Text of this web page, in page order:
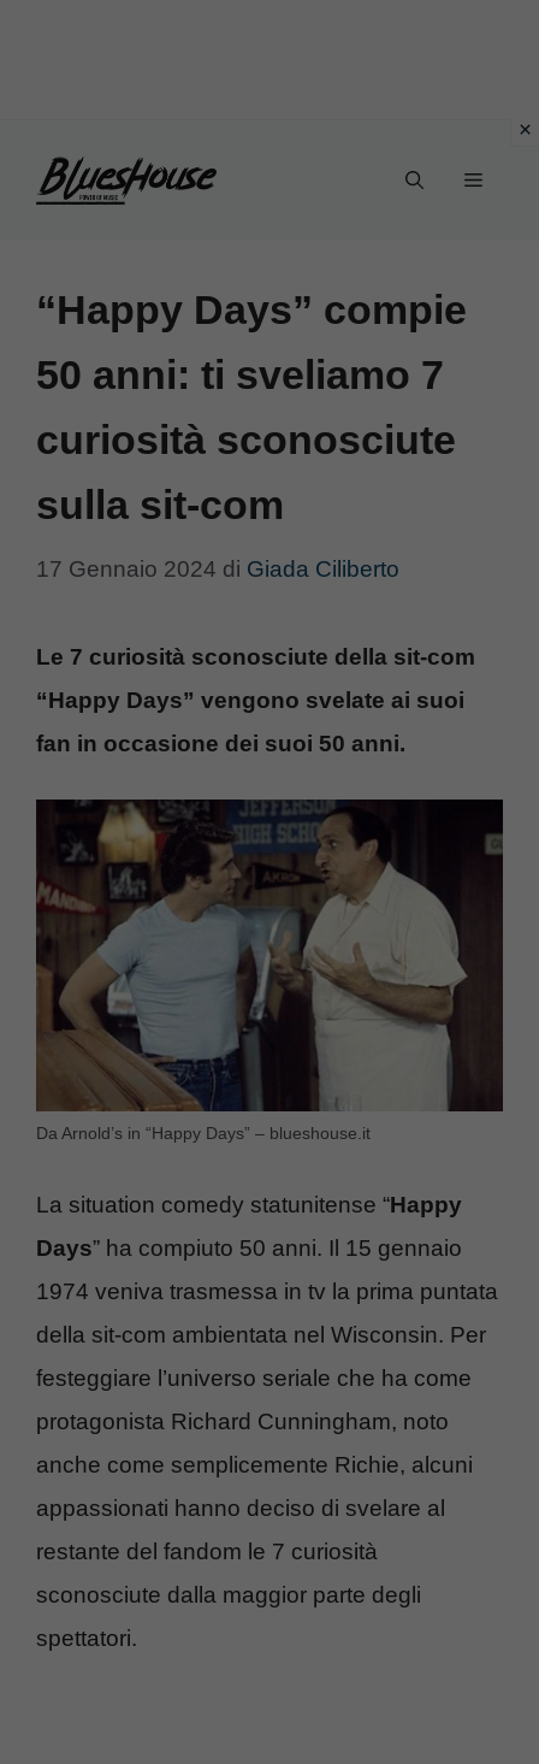
Menu
“Happy Days” compie
50 anni: ti sveliamo 7
curiosità sconosciute
sulla sit-com
17 Gennaio 2024 di Giada Ciliberto
Le 7 curiosità sconosciute della sit-com
“Happy Days” vengono svelate ai suoi
fan in occasione dei suoi 50 anni.
Da Arnold’s in “Happy Days” – blueshouse.it
La situation comedy statunitense “Happy
Days” ha compiuto 50 anni. Il 15 gennaio
1974 veniva trasmessa in tv la prima puntata
della sit-com ambientata nel Wisconsin. Per
festeggiare l’universo seriale che ha come
protagonista Richard Cunningham, noto
anche come semplicemente Richie, alcuni
appassionati hanno deciso di svelare al
restante del fandom le 7 curiosità
sconosciute dalla maggior parte degli
spettatori.